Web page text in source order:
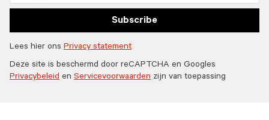
Subscribe
Lees hier ons Privacy statement
Deze site is beschermd door reCAPTCHA en Googles
Privacybeleid en Servicevoorwaarden zijn van toepassing